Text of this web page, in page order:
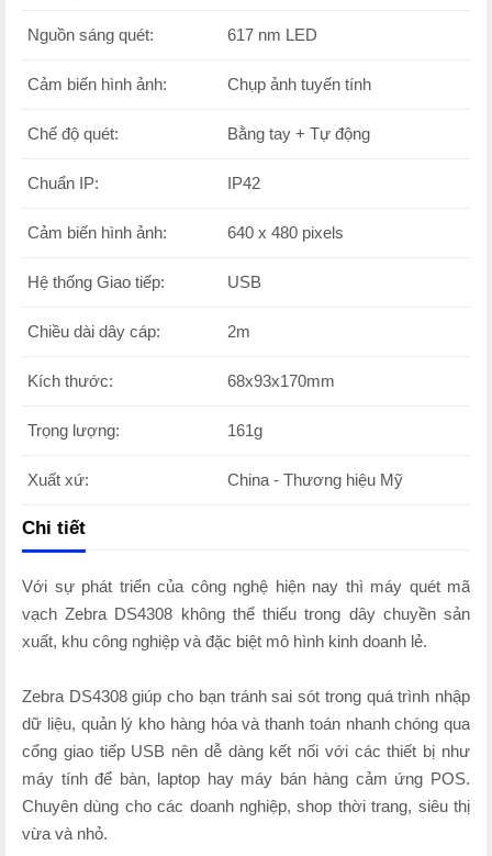
Nguồn sáng quét: 617 nm LED
Cảm biến hình ảnh: Chụp ảnh tuyến tính
Chế độ quét: Bằng tay + Tự động
Chuẩn IP: IP42
Cảm biến hình ảnh: 640 x 480 pixels
Hệ thống Giao tiếp: USB
Chiều dài dây cáp: 2m
Kích thước: 68x93x170mm
Trọng lượng: 161g
Xuất xứ: China - Thương hiệu Mỹ
Chi tiết
Với sự phát triển của công nghệ hiện nay thì máy quét mã
vạch Zebra DS4308 không thể thiếu trong dây chuyền sản
xuất, khu công nghiệp và đặc biệt mô hình kinh doanh lẻ.
Zebra DS4308 giúp cho bạn tránh sai sót trong quá trình nhập
dữ liệu, quản lý kho hàng hóa và thanh toán nhanh chóng qua
cổng giao tiếp USB nên dễ dàng kết nối với các thiết bị như
máy tính để bàn, laptop hay máy bán hàng cảm ứng POS.
Chuyên dùng cho các doanh nghiệp, shop thời trang, siêu thị
vừa và nhỏ.